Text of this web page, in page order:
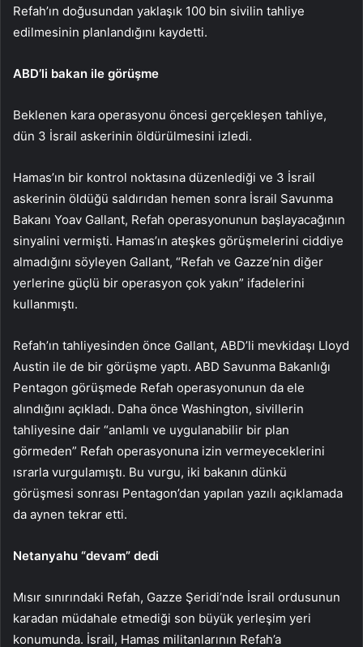
Refah’ın doğusundan yaklaşık 100 bin sivilin tahliye
edilmesinin planlandığını kaydetti.
ABD’li bakan ile görüşme
Beklenen kara operasyonu öncesi gerçekleşen tahliye,
dün 3 İsrail askerinin öldürülmesini izledi.
Hamas’ın bir kontrol noktasına düzenlediği ve 3 İsrail
askerinin öldüğü saldırıdan hemen sonra İsrail Savunma
Bakanı Yoav Gallant, Refah operasyonunun başlayacağının
sinyalini vermişti. Hamas’ın ateşkes görüşmelerini ciddiye
almadığını söyleyen Gallant, “Refah ve Gazze’nin diğer
yerlerine güçlü bir operasyon çok yakın” ifadelerini
kullanmıştı.
Refah’ın tahliyesinden önce Gallant, ABD’li mevkidaşı Lloyd
Austin ile de bir görüşme yaptı. ABD Savunma Bakanlığı
Pentagon görüşmede Refah operasyonunun da ele
alındığını açıkladı. Daha önce Washington, sivillerin
tahliyesine dair “anlamlı ve uygulanabilir bir plan
görmeden” Refah operasyonuna izin vermeyeceklerini
ısrarla vurgulamıştı. Bu vurgu, iki bakanın dünkü
görüşmesi sonrası Pentagon’dan yapılan yazılı açıklamada
da aynen tekrar etti.
Netanyahu “devam” dedi
Mısır sınırındaki Refah, Gazze Şeridi’nde İsrail ordusunun
karadan müdahale etmediği son büyük yerleşim yeri
konumunda. İsrail, Hamas militanlarının Refah’a